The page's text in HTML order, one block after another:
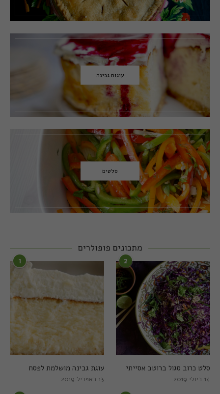
עוגות גבינה
סלטים
מתכונים פופולרים
1
עוגת גבינה מושלמת לפסח
13 באפריל 2019
2
סלט כרוב סגול ברוטב אסייתי
14 ביולי 2019